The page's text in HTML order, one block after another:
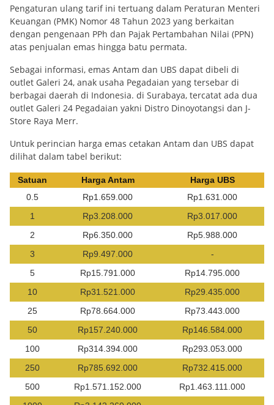
Pengaturan ulang tarif ini tertuang dalam Peraturan Menteri
Keuangan (PMK) Nomor 48 Tahun 2023 yang berkaitan
dengan pengenaan PPh dan Pajak Pertambahan Nilai (PPN)
atas penjualan emas hingga batu permata.
Sebagai informasi, emas Antam dan UBS dapat dibeli di
outlet Galeri 24, anak usaha Pegadaian yang tersebar di
berbagai daerah di Indonesia. di Surabaya, tercatat ada dua
outlet Galeri 24 Pegadaian yakni Distro Dinoyotangsi dan J-
Store Raya Merr.
Untuk perincian harga emas cetakan Antam dan UBS dapat
dilihat dalam tabel berikut:
Satuan Harga Antam
Harga UBS
0.5
Rp1.659.000
Rp1.631.000
1
Rp3.208.000
Rp3.017.000
2
Rp6.350.000
Rp5.988.000
3
Rp9.497.000
-
5
Rp15.791.000
Rp14.795.000
10
Rp31.521.000
Rp29.435.000
25
Rp78.664.000
Rp73.443.000
50
Rp157.240.000
Rp146.584.000
100
Rp314.394.000
Rp293.053.000
250
Rp785.692.000
Rp732.415.000
500
Rp1.571.152.000
Rp1.463.111.000